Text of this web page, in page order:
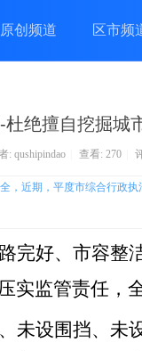
原创频道 区市频
绝擅自挖掘城
: qushipindao 查看: 270
，近期，平度市综合行政
完好、市容整
监管责任，
未设围挡、未